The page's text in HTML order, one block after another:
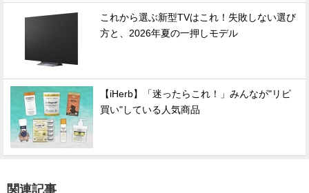
これから選ぶ新型TVはこれ！失敗しない選び
方と、2026年夏の一押しモデル
【iHerb】「迷ったらこれ！」みんなが"リピ
買い"している人気商品
関連記事